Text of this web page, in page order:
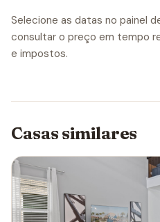
Selecione as datas no painel
consultar o preço em tempo
e impostos.
Casas similares